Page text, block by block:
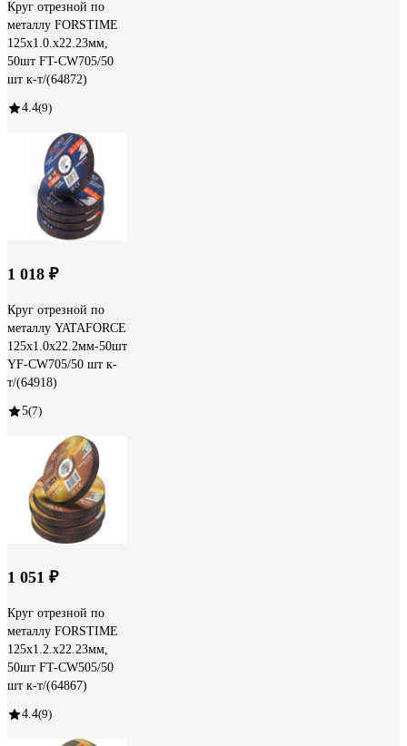
Круг отрезной по
металлу FORSTIME
125х1.0.х22.23мм,
50шт FT-CW705/50
шт к-т/(64872)
4.4(9)
1 018 ₽
Круг отрезной по
металлу YATAFORCE
125х1.0х22.2мм-50шт
YF-CW705/50 шт к-
т/(64918)
5(7)
1 051 ₽
Круг отрезной по
металлу FORSTIME
125х1.2.х22.23мм,
50шт FT-CW505/50
шт к-т/(64867)
4.4(9)